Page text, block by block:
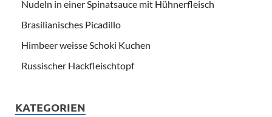
Nudeln in einer Spinatsauce mit Hühnerfleisch
Brasilianisches Picadillo
Himbeer weisse Schoki Kuchen
Russischer Hackfleischtopf
KATEGORIEN